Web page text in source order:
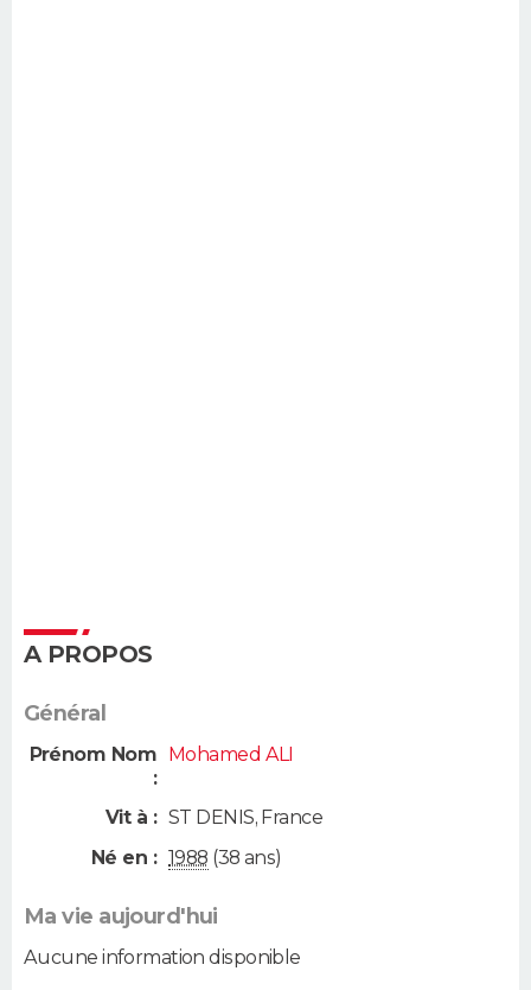
A PROPOS
Général
Prénom Nom
:
Mohamed ALI
Vit à : ST DENIS, France
Né en : 1988 (38 ans)
Ma vie aujourd'hui
Aucune information disponible